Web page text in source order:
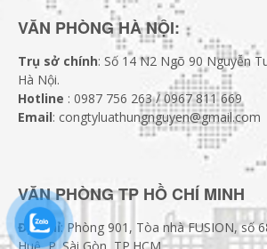
VĂN PHÒNG HÀ NỘI:
Trụ sở chính: Số 14 N2 Ngõ 90 Nguyễn
Hà Nội.
Hotline : 0987 756 263 / 0967 811 669
Email: congtyluathungnguyen@gmail.com
VĂN PHÒNG TP HỒ CHÍ MINH
Địa chỉ: Phòng 901, Tòa nhà FUSION, số